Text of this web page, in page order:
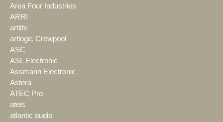
Area Four Industries
ARRI
artlife
artlogic Crewpool
ASC
ASL Electronic
Assmann Electronic
Astera
ATEC Pro
ateis
atlantic audio